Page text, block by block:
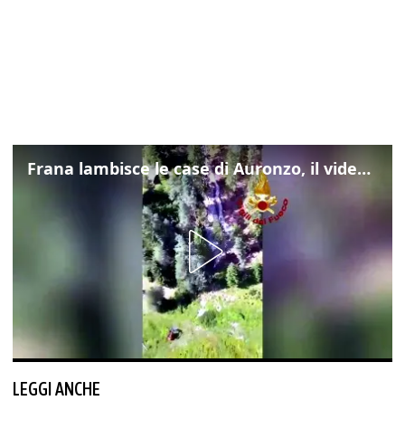
Frana lambisce le case di Auronzo, il video dall'elicottero dei vigili del fuoco
LEGGI ANCHE